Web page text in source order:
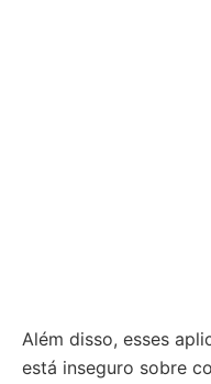
Além disso, esses
está inseguro sobre